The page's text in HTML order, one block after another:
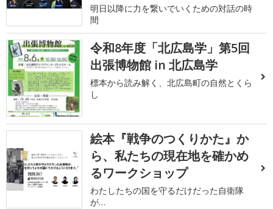
明日以降に力を繋いでいくための対話の時
間
令和8年度「北広島学」第5回
出張博物館 in 北広島学
標本から読み解く、北広島町の自然とくら
し
絵本『戦争のつくりかた』か
ら、私たちの現在地を確かめ
るワークショップ
わたしたちの国を守るだけだった自衛隊
が…